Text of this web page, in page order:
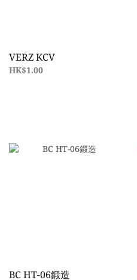
VERZ KCV
HK$1.00
BC HT-06鍛造